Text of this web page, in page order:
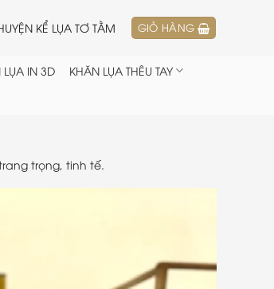
KỂ LỤA TƠ TẰM GIỎ HÀNG
LỤA IN 3D
KHĂN LỤA THÊU TAY
trọng, tinh tế.